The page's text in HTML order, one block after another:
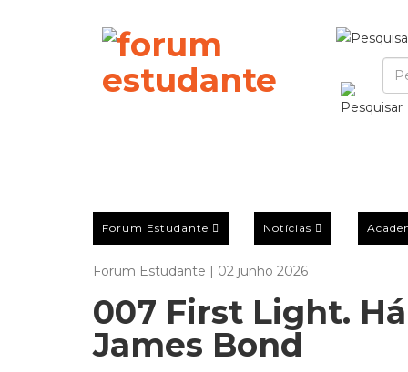
Forum Estudante Notícias
Forum Estudante | 02 junho 2026
007 First Light.
James Bond